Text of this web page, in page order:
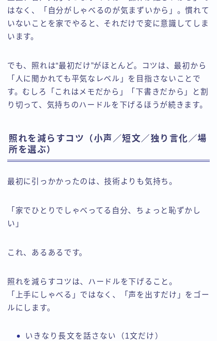
はなく、「自分がしゃべるのが気まずいから」。慣れて
いないことを家でやると、それだけで変に意識してしま
います。
でも、照れは“最初だけ”がほとんど。コツは、最初から
「人に聞かれても平気なレベル」を目指さないことで
す。むしろ「これはメモだから」「下書きだから」と割
り切って、気持ちのハードルを下げるほうが続きます。
照れを減らすコツ（小声／短文／独り言化／場
所を選ぶ）
最初に引っかかったのは、技術よりも気持ち。
「家でひとりでしゃべってる自分、ちょっと恥ずかし
い」
これ、あるあるです。
照れを減らすコツは、ハードルを下げること。
「上手にしゃべる」ではなく、「声を出すだけ」をゴー
ルにします。
いきなり長文を話さない（1文だけ）